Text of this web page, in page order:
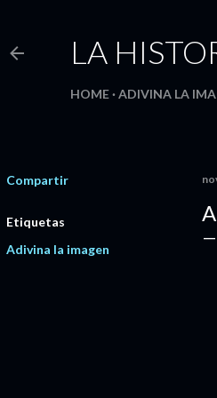
LA
HOME ADIVINA LA
Compartir
Etiquetas
Adivina la imagen